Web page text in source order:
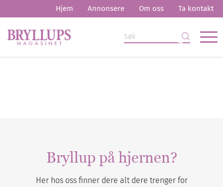
Hjem Annonsere Om oss Ta kontakt
Bryllup på hjernen?
Her hos oss finner dere alt dere trenger for